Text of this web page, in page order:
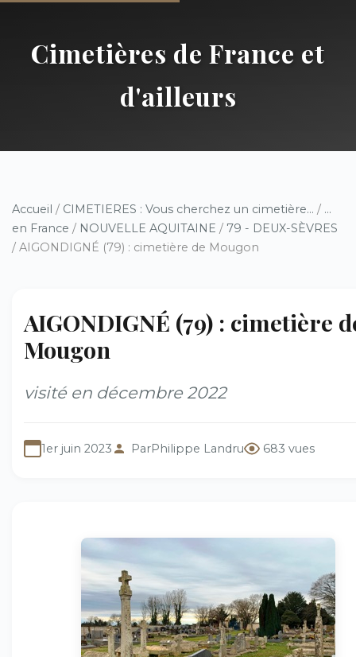
Cimetières de France et
d'ailleurs
Accueil / CIMETIERES : Vous cherchez un cimetière... / ...
en France / NOUVELLE AQUITAINE / 79 - DEUX-SÈVRES
/ AIGONDIGNÉ (79) : cimetière de Mougon
AIGONDIGNÉ (79) : cimetière
Mougon
visité en décembre 2022
1er juin 2023 ParPhilippe Landru 683 vues